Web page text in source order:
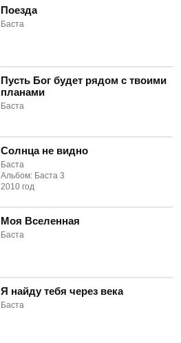
Поезда
Баста
Пусть Бог будет рядом с твоими
планами
Баста
Солнца не видно
Баста
Альбом: Баста 3
2010 год
Моя Вселенная
Баста
Я найду тебя через века
Баста